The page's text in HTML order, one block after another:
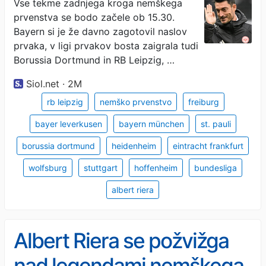
Vse tekme zadnjega kroga nemškega
prvenstva se bodo začele ob 15.30.
Bayern si je že davno zagotovil naslov
prvaka, v ligi prvakov bosta zaigrala tudi
Borussia Dortmund in RB Leipzig, …
Siol.net · 2M
rb leipzig nemško prvenstvo freiburg
bayer leverkusen bayern münchen st. pauli
borussia dortmund heidenheim eintracht frankfurt
wolfsburg stuttgart hoffenheim bundesliga
albert riera
Albert Riera se požvižga